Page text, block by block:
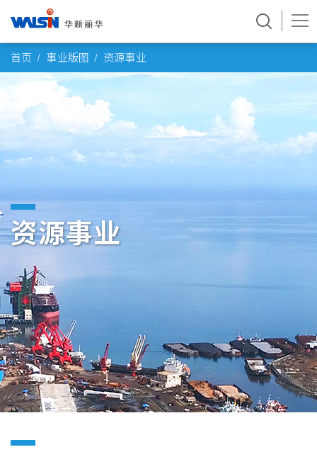
首页 事业版图 资源事业
资源事业